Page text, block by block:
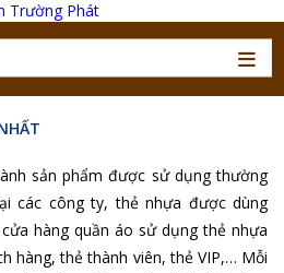
sản phẩm được sử dụng thường
các công ty, thẻ nhựa được dùng
hàng quần áo sử dụng thẻ nhựa
hàng, thẻ thành viên, thẻ VIP,… Mỗi